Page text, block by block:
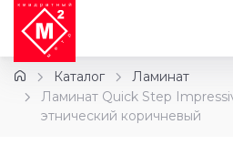
Каталог
Ламинат
Ламинат Quick Step
этнический коричневый